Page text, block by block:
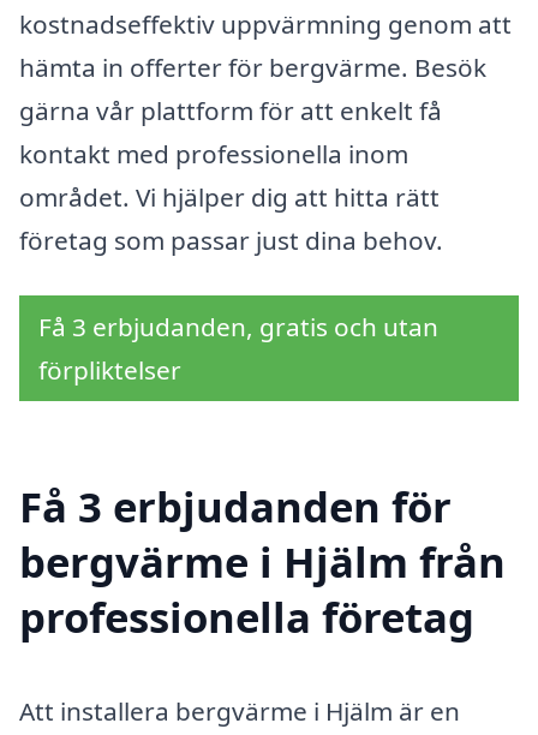
kostnadseffektiv uppvärmning genom att
hämta in offerter för bergvärme. Besök
gärna vår plattform för att enkelt få
kontakt med professionella inom
området. Vi hjälper dig att hitta rätt
företag som passar just dina behov.
Få 3 erbjudanden, gratis och utan
förpliktelser
Få 3 erbjudanden för
bergvärme i Hjälm från
professionella företag
Att installera bergvärme i Hjälm är en